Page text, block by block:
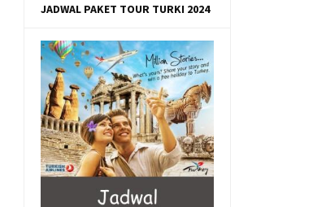
JADWAL PAKET TOUR TURKI 2024